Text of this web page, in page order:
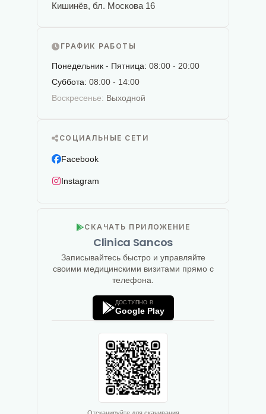
Кишинёв, бл. Москова 16
ГРАФИК РАБОТЫ
Понедельник - Пятница: 08:00 - 20:00
Суббота: 08:00 - 14:00
Воскресенье: Выходной
СОЦИАЛЬНЫЕ СЕТИ
Facebook
Instagram
СКАЧАТЬ ПРИЛОЖЕНИЕ
Clinica Sancos
Записывайтесь быстро и управляйте
своими медицинскими визитами прямо с
телефона.
ДОСТУПНО В
Google Play